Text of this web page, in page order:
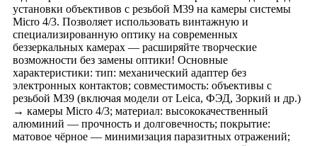
установки объективов с резьбой M39 на камеры системы
Micro 4/3. Позволяет использовать винтажную и
специализированную оптику на современных
беззеркальных камерах — расширяйте творческие
возможности без замены оптики! Основные
характеристики: тип: механический адаптер без
электронных контактов; совместимость: объективы с
резьбой M39 (включая модели от Leica, ФЭД, Зоркий и др.)
→ камеры Micro 4/3; материал: высококачественный
алюминий — прочность и долговечность; покрытие:
матовое чёрное — минимизация паразитных отражений;